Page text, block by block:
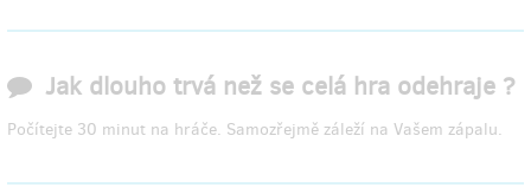
Jak dlouho trvá než se celá hra odehraje ?
Počítejte 30 minut na hráče. Samozřejmě záleží na Vašem zápalu.